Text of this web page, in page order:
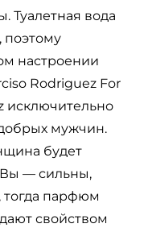
Туалетная вода
поэтому
настроении
Rodriguez For
исключительно
мужчин.
будет
Вы — сильны,
парфюм
свойством